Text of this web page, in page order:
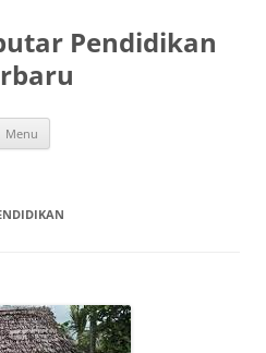
Pendidikan
Menu